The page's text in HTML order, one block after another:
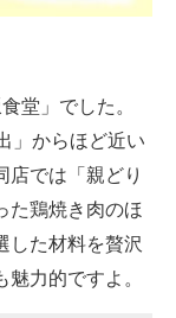
堂」でした。
」からほど近い
店では「親どり
た鶏焼き肉のほ
した材料を贅沢
力的ですよ。